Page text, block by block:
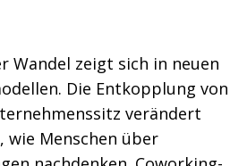
Wandel zeigt sich in neuen
Die Entkopplung von
verändert
wie Menschen über